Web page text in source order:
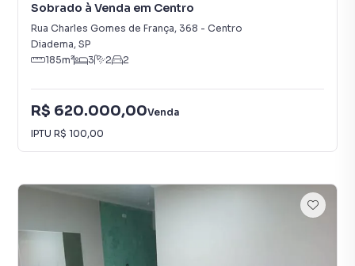
Sobrado à Venda em Centro
Rua Charles Gomes de França, 368 - Centro
Diadema, SP
185m² 3 2 2
R$ 620.000,00Venda
IPTU R$ 100,00